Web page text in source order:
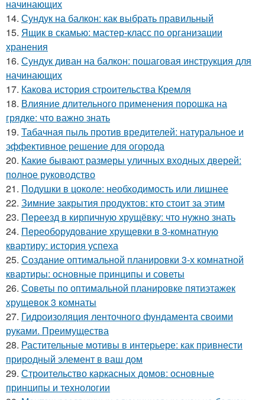
начинающих
14. Сундук на балкон: как выбрать правильный
15. Ящик в скамью: мастер-класс по организации
хранения
16. Сундук диван на балкон: пошаговая инструкция для
начинающих
17. Какова история строительства Кремля
18. Влияние длительного применения порошка на
грядке: что важно знать
19. Табачная пыль против вредителей: натуральное и
эффективное решение для огорода
20. Какие бывают размеры уличных входных дверей:
полное руководство
21. Подушки в цоколе: необходимость или лишнее
22. Зимние закрытия продуктов: кто стоит за этим
23. Переезд в кирпичную хрущёвку: что нужно знать
24. Переоборудование хрущевки в 3-комнатную
квартиру: история успеха
25. Создание оптимальной планировки 3-х комнатной
квартиры: основные принципы и советы
26. Советы по оптимальной планировке пятиэтажек
хрущевок 3 комнаты
27. Гидроизоляция ленточного фундамента своими
руками. Преимущества
28. Растительные мотивы в интерьере: как привнести
природный элемент в ваш дом
29. Строительство каркасных домов: основные
принципы и технологии